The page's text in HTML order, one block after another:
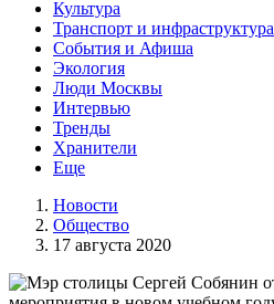
Культура
Транспорт и инфраструктура
События и Афиша
Экология
Люди Москвы
Интервью
Тренды
Хранители
Еще
Новости
Общество
17 августа 2020